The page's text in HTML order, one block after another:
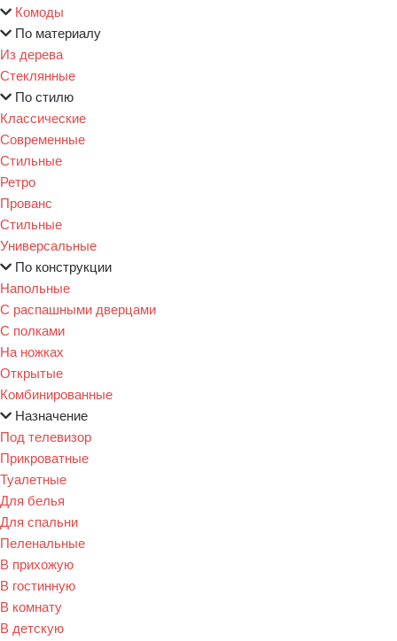
Комоды
По материалу
Из дерева
Стеклянные
По стилю
Классические
Современные
Стильные
Ретро
Прованс
Стильные
Универсальные
По конструкции
Напольные
С распашными дверцами
С полками
На ножках
Открытые
Комбинированные
Назначение
Под телевизор
Прикроватные
Туалетные
Для белья
Для спальни
Пеленальные
В прихожую
В гостинную
В комнату
В детскую